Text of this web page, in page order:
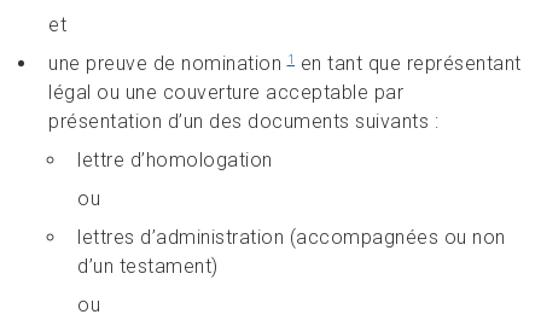
et
une preuve de nomination1
en tant que représentant
légal ou une couverture acceptable par
présentation d’un des documents suivants :
lettre d’homologation
ou
lettres d’administration (accompagnées ou non
d’un testament)
ou